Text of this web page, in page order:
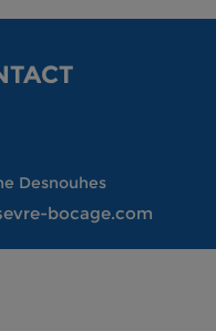
Desnouhes
bocage.com